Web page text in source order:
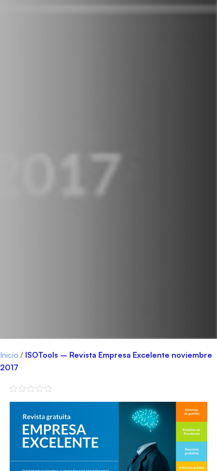
Inicio / ISOTools – Revista Empresa Excelente noviembre
2017